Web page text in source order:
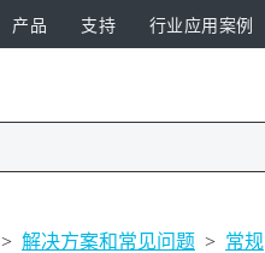
产品 支持 行业应用案例
> 解决方案和常见问题 > 常规